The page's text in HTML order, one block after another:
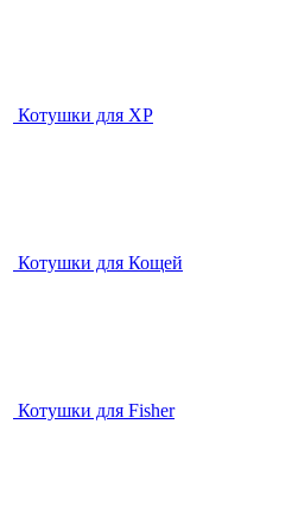
Котушки для ХР
Котушки для Кощей
Котушки для Fisher